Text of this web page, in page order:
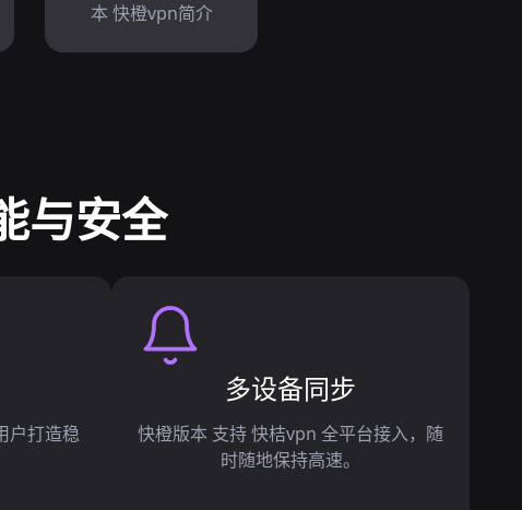
本 快橙vpn简介
与安全
户打造稳
多设备同步
快橙版本 支持 快桔vpn 全平台接入，随
时随地保持高速。